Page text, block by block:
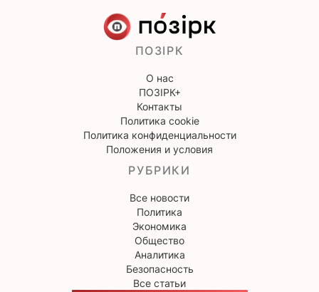
ПОЗІРК
О нас
ПОЗІРК+
Контакты
Политика cookie
Политика конфиденциальности
Положения и условия
РУБРИКИ
Все новости
Политика
Экономика
Общество
Аналитика
Безопасность
Все статьи